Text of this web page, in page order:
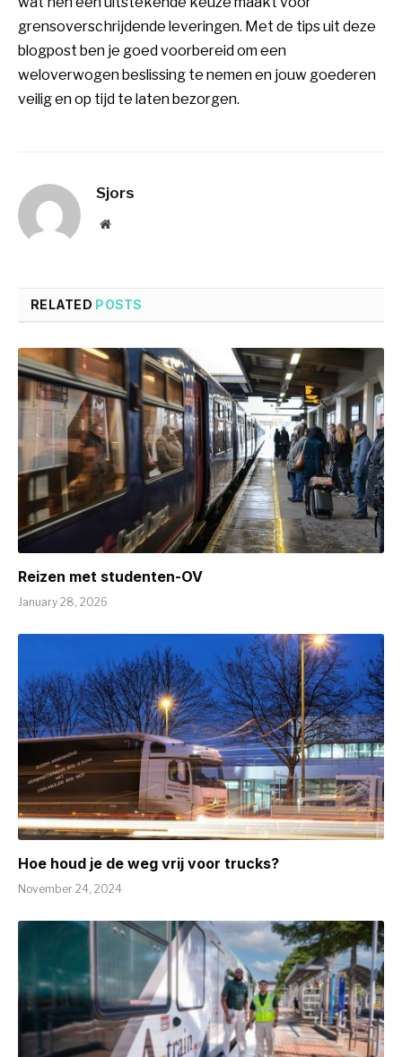
grensoverschrijdende leveringen. Met de tips uit deze
blogpost ben je goed voorbereid om een
weloverwogen beslissing te nemen en jouw goederen
veilig en op tijd te laten bezorgen.
Sjors
Website
RELATED POSTS
Reizen met studenten-OV
January 28, 2026
Hoe houd je de weg vrij voor trucks?
November 24, 2024